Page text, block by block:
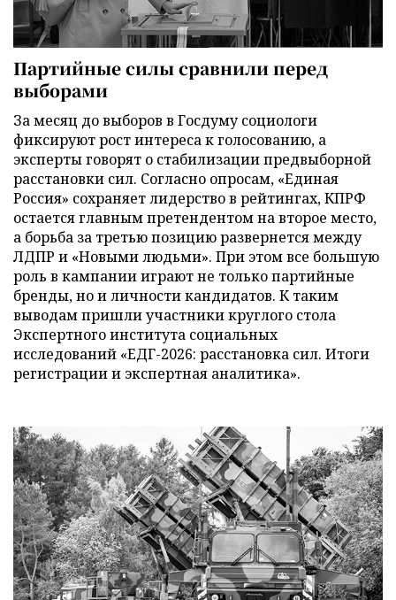
Партийные силы сравнили перед
выборами
За месяц до выборов в Госдуму социологи
фиксируют рост интереса к голосованию, а
эксперты говорят о стабилизации предвыборной
расстановки сил. Согласно опросам, «Единая
Россия» сохраняет лидерство в рейтингах, КПРФ
остается главным претендентом на второе место,
а борьба за третью позицию развернется между
ЛДПР и «Новыми людьми». При этом все большую
роль в кампании играют не только партийные
бренды, но и личности кандидатов. К таким
выводам пришли участники круглого стола
Экспертного института социальных
исследований «ЕДГ-2026: расстановка сил. Итоги
регистрации и экспертная аналитика».